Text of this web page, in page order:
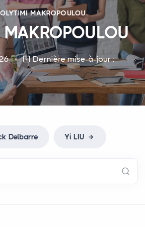
MAKROPOULOU
MAKROPOULOU
Dernière mise-à-jour :
Delbarre Yi LIU